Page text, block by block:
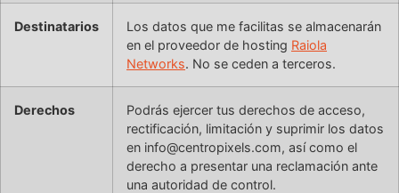
Destinatarios
Los datos que me facilitas se almacenarán
en el proveedor de hosting Raiola
Networks. No se ceden a terceros.
Derechos
Podrás ejercer tus derechos de acceso,
rectificación, limitación y suprimir los datos
en info@centropixels.com, así como el
derecho a presentar una reclamación ante
una autoridad de control.